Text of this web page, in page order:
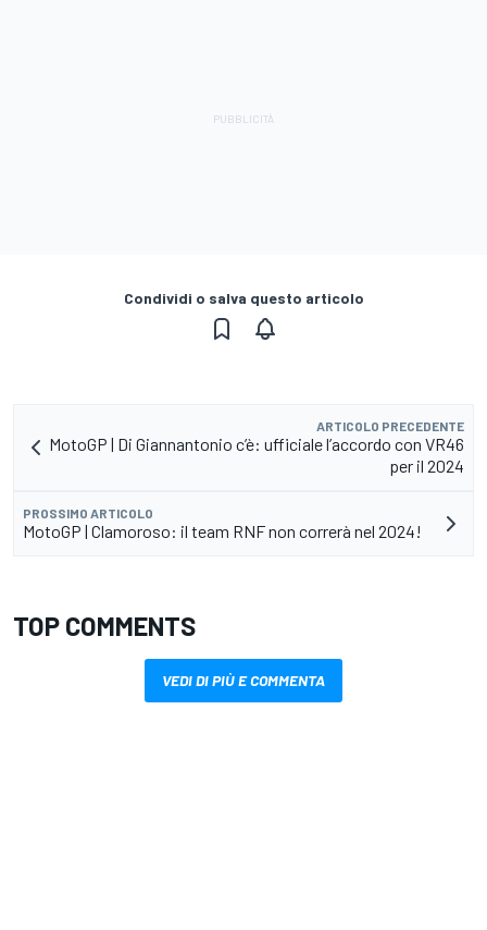
Condividi o salva questo articolo
ARTICOLO PRECEDENTE
MotoGP | Di Giannantonio c’è: ufficiale l’accordo con VR46
per il 2024
PROSSIMO ARTICOLO
MotoGP | Clamoroso: il team RNF non correrà nel 2024!
TOP COMMENTS
VEDI DI PIÙ E COMMENTA